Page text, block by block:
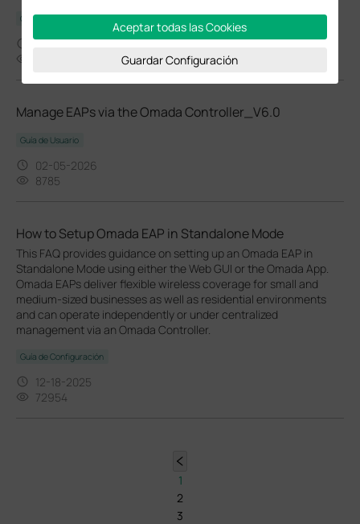
Guía de Usuario
02-17-2026
Manage EAPs via the Omada Controller_V6.0
Guía de Usuario
02-05-2026
8785
How to Setup Omada EAP in Standalone Mode
This FAQ provides guidance on setting up an Omada EAP in
Standalone Mode using either the Web GUI or the Omada App.
Omada EAPs deliver flexible wireless coverage for small and
medium-sized businesses as well as residential environments
and can operate independently or under centralized
management via an Omada Controller.
Guía de Configuración
12-18-2025
72954
1
2
3
Aceptar todas las Cookies
Guardar Configuración